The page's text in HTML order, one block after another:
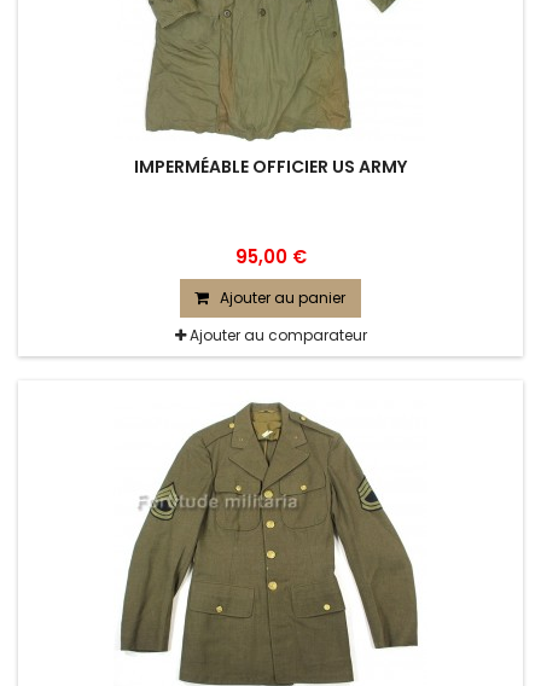
IMPERMÉABLE OFFICIER US ARMY
95,00 €
Ajouter au panier
Ajouter au comparateur